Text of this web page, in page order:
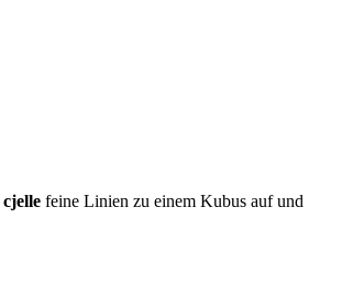
cjelle feine Linien zu einem Kubus auf und